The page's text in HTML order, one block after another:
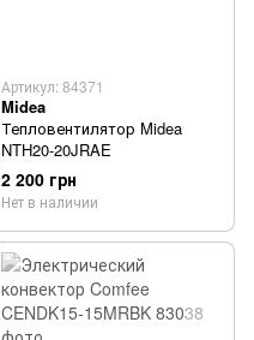
Артикул: 84371
Midea
Тепловентилятор Midea
NTH20-20JRAE
2 200 грн
Нет в наличии